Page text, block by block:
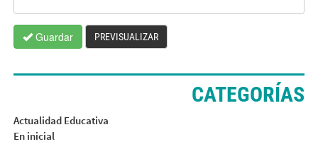
Guardar PREVISUALIZAR
CATEGORÍAS
Actualidad Educativa
En inicial